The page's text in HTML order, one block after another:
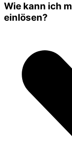
Wie kann ich
einlösen?